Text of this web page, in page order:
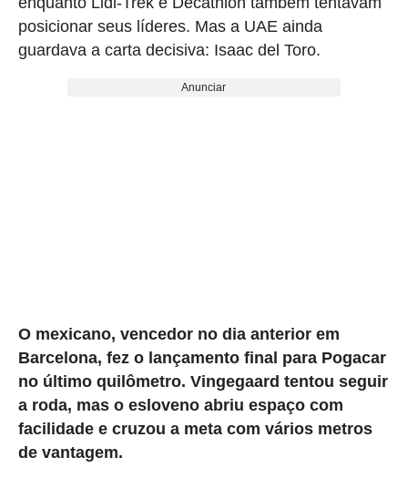
posicionar seus líderes. Mas a UAE ainda
guardava a carta decisiva: Isaac del Toro.
Anunciar
O mexicano, vencedor no dia anterior em
Barcelona, fez o lançamento final para Pogacar
no último quilômetro. Vingegaard tentou seguir
a roda, mas o esloveno abriu espaço com
facilidade e cruzou a meta com vários metros
de vantagem.